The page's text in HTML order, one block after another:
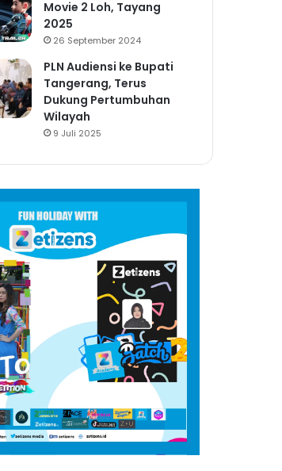
Movie 2 Loh, Tayang
2025
26 September 2024
PLN Audiensi ke Bupati
Tangerang, Terus
Dukung Pertumbuhan
Wilayah
9 Juli 2025